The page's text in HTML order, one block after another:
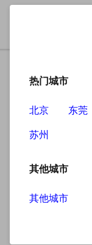
热门城市
北京 东莞
苏州
其他城市
其他城市